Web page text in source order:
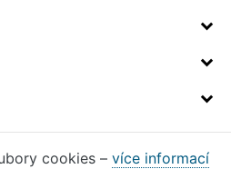
cookies – více informací